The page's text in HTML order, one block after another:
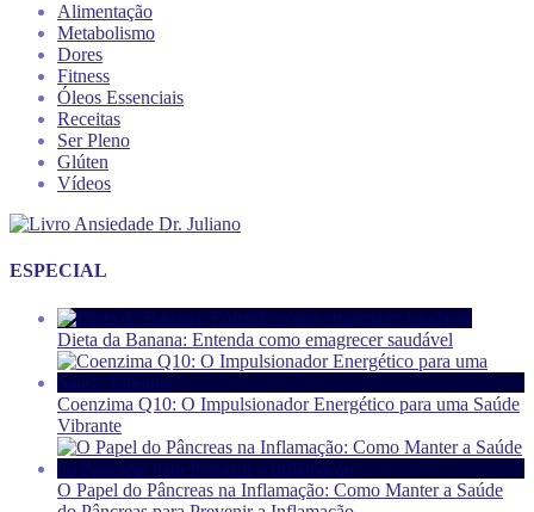
Alimentação
Metabolismo
Dores
Fitness
Óleos Essenciais
Receitas
Ser Pleno
Glúten
Vídeos
ESPECIAL
Dieta da Banana: Entenda como emagrecer saudável
Coenzima Q10: O Impulsionador Energético para uma Saúde
Vibrante
O Papel do Pâncreas na Inflamação: Como Manter a Saúde